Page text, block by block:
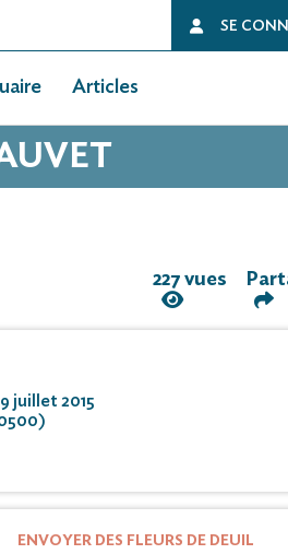
SE
Articles
227 vues
juillet 2015
ENVOYER DES FLEURS DE DEUIL